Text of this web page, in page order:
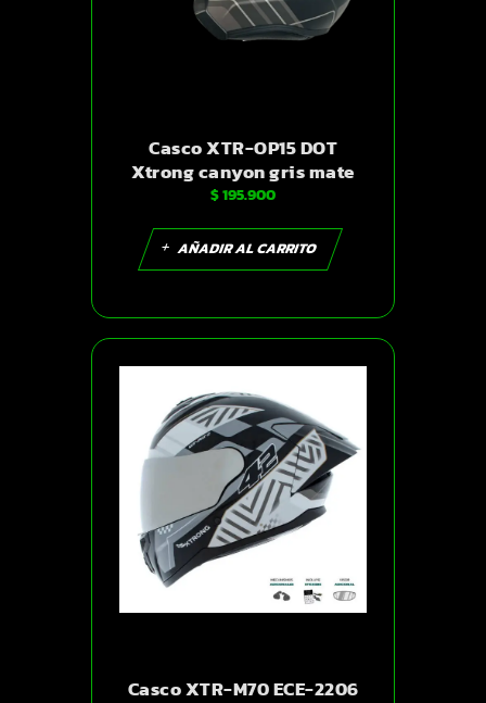
Casco XTR-OP15 DOT
Xtrong canyon gris mate
visor iridium S | SKU11290
$ 195.900
AÑADIR AL CARRITO
Casco XTR-M70 ECE-2206